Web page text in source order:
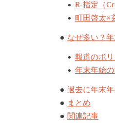
R‐指定（
町田啓太×
なぜ多い？
報道のボ
年末年始
過去に年末
まとめ
関連記事